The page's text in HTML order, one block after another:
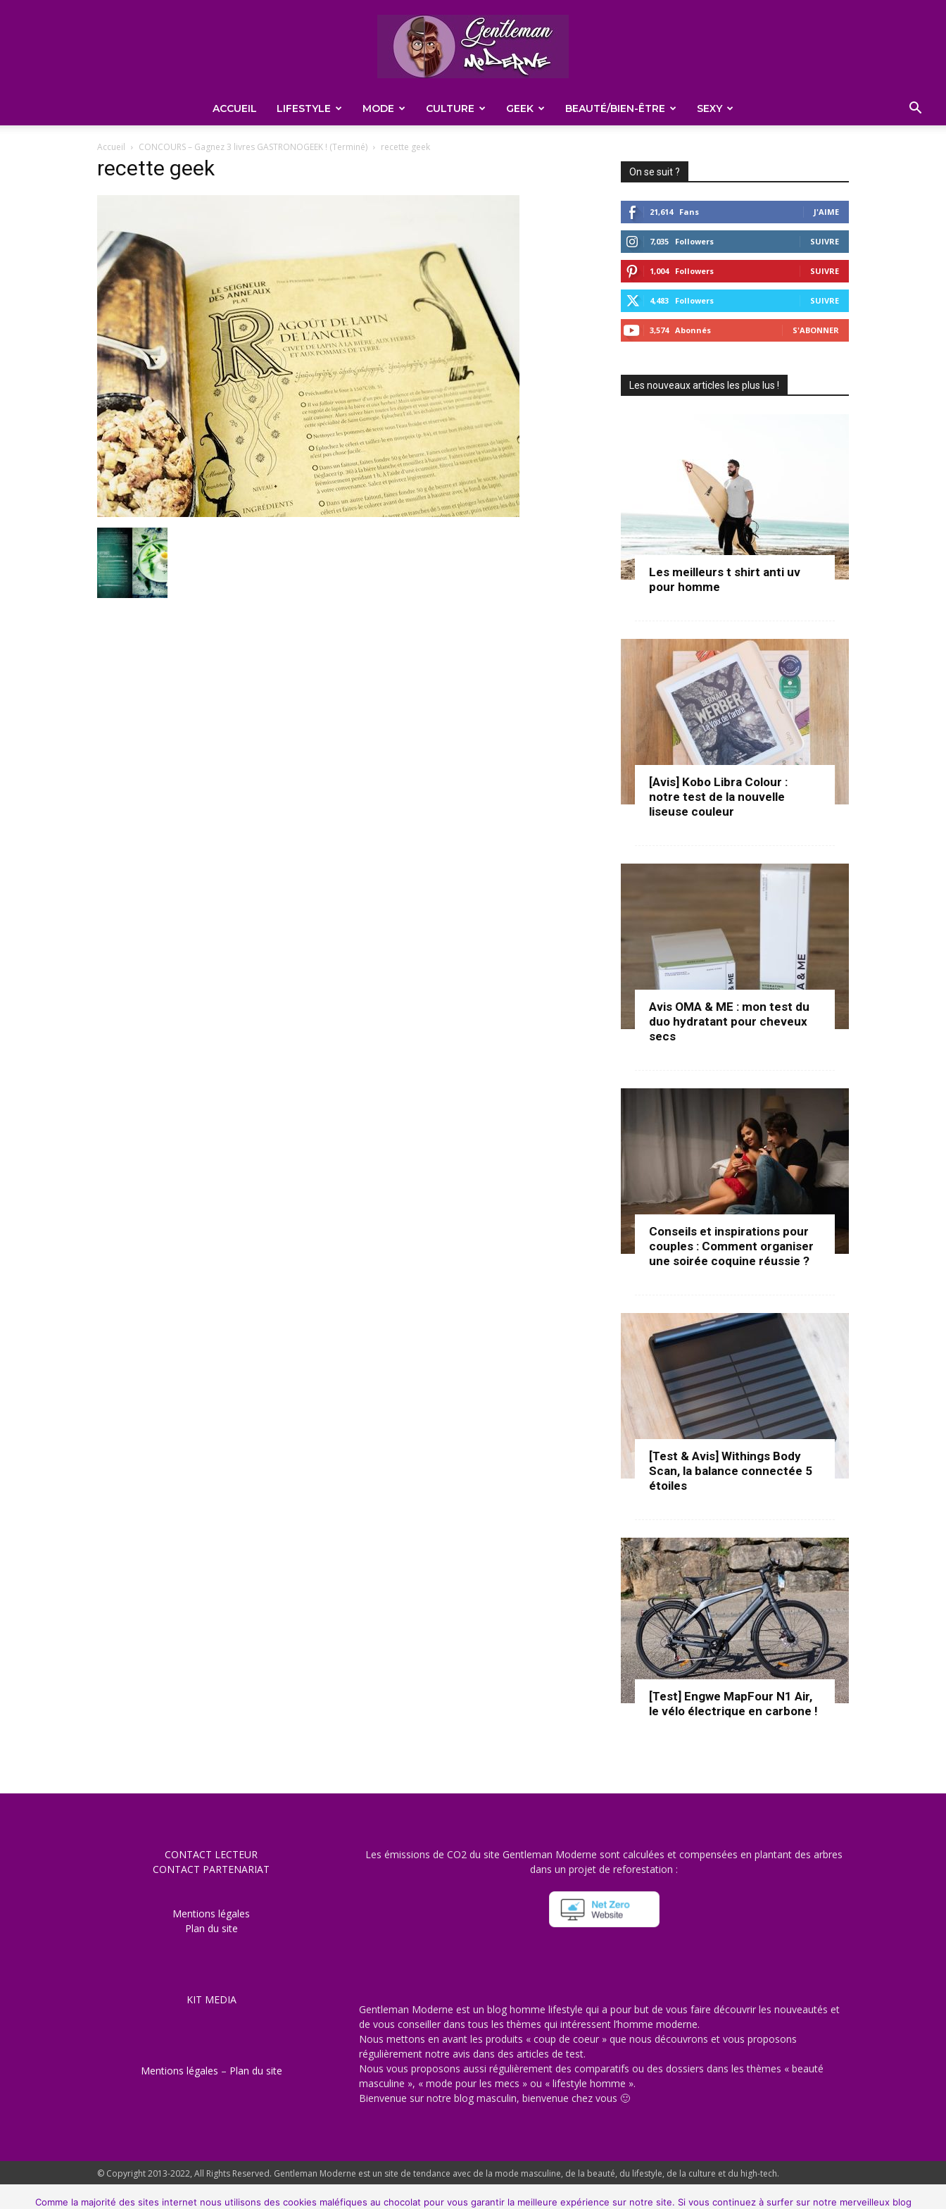
Gentleman
ACCUEIL LIFESTYLE MODE CULTURE GEEK BEAUTÉ/BIEN-ÊTRE SEXY
Accueil CONCOURS – Gagnez 3 livres GASTRONOGEEK ! (Terminé) recette geek
recette geek On se suit ?
21,614 Fans J'AIME
7,035 Followers SUIVRE
1,004 Followers SUIVRE
4,483 Followers SUIVRE
3,574 Abonnés S'ABONNER
Les nouveaux articles les plus lus !
Les meilleurs t shirt anti uv
pour homme
[Avis] Kobo Libra Colour :
notre test de la nouvelle
liseuse couleur
Avis OMA & ME : mon test du
duo hydratant pour cheveux
secs
Conseils et inspirations pour
couples : Comment organiser
une soirée coquine réussie ?
[Test & Avis] Withings Body
Scan, la balance connectée 5
étoiles
[Test] Engwe MapFour N1 Air,
le vélo électrique en carbone !
CONTACT LECTEUR
CONTACT PARTENARIAT
Mentions légales
Plan du site
KIT MEDIA
Mentions légales – Plan du site
Les émissions de CO2 du site Gentleman Moderne sont calculées et compensées en plantant des arbres
dans un projet de reforestation :
Gentleman Moderne est un blog homme lifestyle qui a pour but de vous faire découvrir les nouveautés et
de vous conseiller dans tous les thèmes qui intéressent l’homme moderne.
Nous mettons en avant les produits « coup de coeur » que nous découvrons et vous proposons
régulièrement notre avis dans des articles de test.
Nous vous proposons aussi régulièrement des comparatifs ou des dossiers dans les thèmes « beauté
masculine », « mode pour les mecs » ou « lifestyle homme ».
Bienvenue sur notre blog masculin, bienvenue chez vous 🙂
© Copyright 2013-2022, All Rights Reserved. Gentleman Moderne est un site de tendance avec de la mode masculine, de la beauté, du lifestyle, de la culture et du high-tech.
Comme la majorité des sites internet nous utilisons des cookies maléfiques au chocolat pour vous garantir la meilleure expérience sur notre site. Si vous continuez à surfer sur notre merveilleux blog